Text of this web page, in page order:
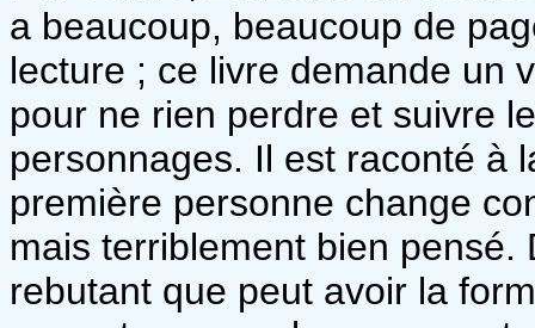
a beaucoup, beaucoup de
lecture ; ce livre demande un
pour ne rien perdre et suivre
personnages. Il est raconté à
première personne change
mais terriblement bien
rebutant que peut avoir la